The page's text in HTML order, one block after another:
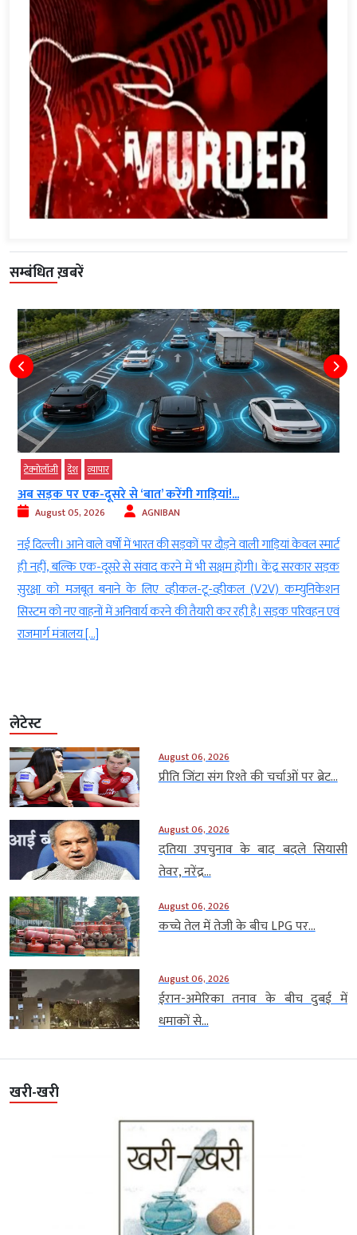
सम्बंधित ख़बरें
टेक्‍नोलॉजी देश व्‍यापार
अब सड़क पर एक-दूसरे से ‘बात’ करेंगी गाड़ियां!...
August 05, 2026 AGNIBAN
नई दिल्ली। आने वाले वर्षों में भारत की सड़कों पर दौड़ने वाली गाड़ियां केवल स्मार्ट
ही नहीं, बल्कि एक-दूसरे से संवाद करने में भी सक्षम होंगी। केंद्र सरकार सड़क
सुरक्षा को मजबूत बनाने के लिए व्हीकल-टू-व्हीकल (V2V) कम्युनिकेशन
सिस्टम को नए वाहनों में अनिवार्य करने की तैयारी कर रही है। सड़क परिवहन एवं
राजमार्ग मंत्रालय […]
लेटेस्ट
August 06, 2026
प्रीति जिंटा संग रिश्ते की चर्चाओं पर ब्रेट...
August 06, 2026
दतिया उपचुनाव के बाद बदले सियासी
तेवर, नरेंद्र...
August 06, 2026
कच्चे तेल में तेजी के बीच LPG पर...
August 06, 2026
ईरान-अमेरिका तनाव के बीच दुबई में
धमाकों से...
खरी-खरी